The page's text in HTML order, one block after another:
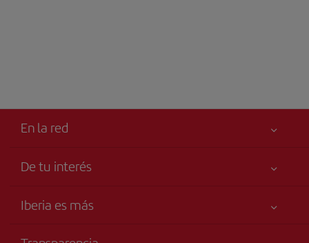
En la red
De tu interés
Accesibilidad
Iberia es más